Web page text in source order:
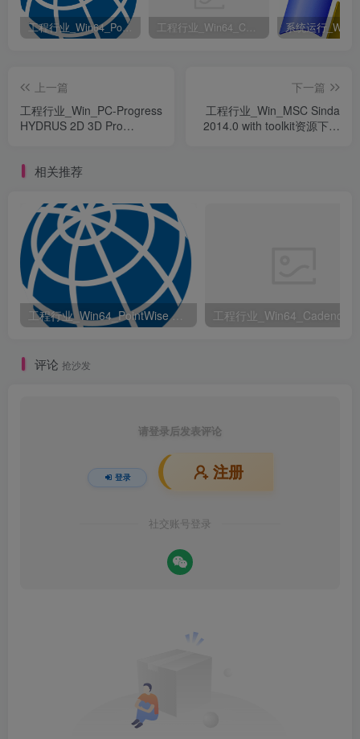
工程行业_Win64_PointWise 18.6 R2 x64资源下载地址_百度网盘迅雷BT 工程行业_Win64_Cadence Fidelity Pointwise 2024.1 x64资源下载地址_百度网盘迅雷BT
上一篇
工程行业_Win_PC-Progress
HYDRUS 2D 3D Pro
下一篇
工程行业_Win_MSC Sinda
2014.0 with toolkit资源下载
相关推荐
工程行业_Win64_PointWise 18.6 R2 x64资源下载地址_百度网盘迅雷BT
评论 抢沙发
请登录后发表评论
登录 注册
社交账号登录